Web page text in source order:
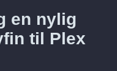
en nylig
til Plex